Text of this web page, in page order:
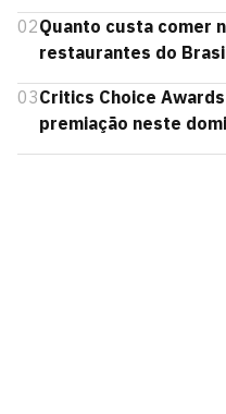
02Quanto custa comer
restaurantes do
03Critics Choice
premiação neste